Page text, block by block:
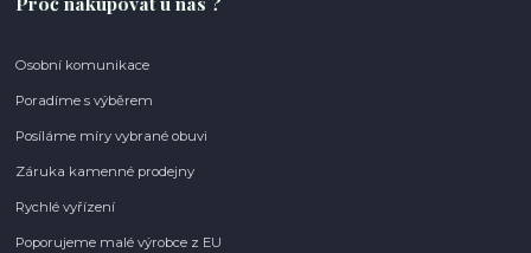
Osobní komunikace
Poradíme s výběrem
Posíláme míry vybrané obuvi
Záruka kamenné prodejny
Rychlé vyřízení
Poporujeme malé výrobce z EU